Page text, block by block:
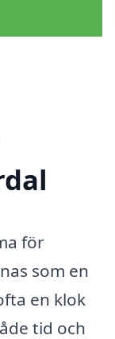
för
som en
en klok
tid och